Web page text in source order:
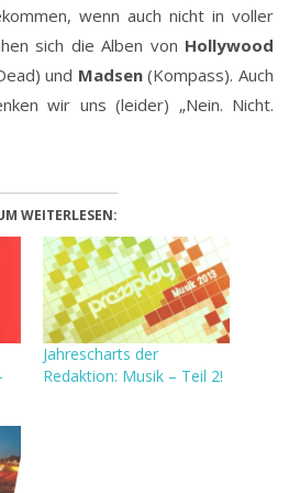
wenn auch nicht in voller
sich die Alben von Hollywood
und Madsen(Kompass). Auch
wir uns (leider) „Nein. Nicht.
WEITERLESEN:
Jahrescharts der
Redaktion: Musik – Teil 2!